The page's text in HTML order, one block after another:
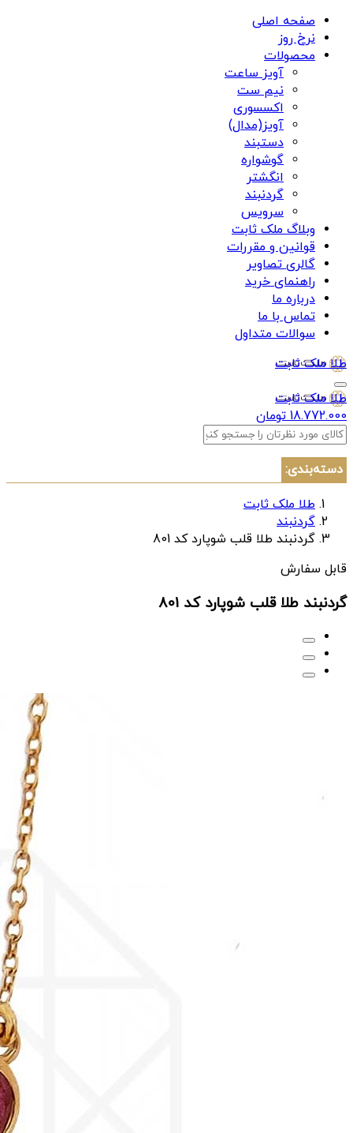
صفحه اصلی
نرخ روز
محصولات
آویز ساعت
نیم ست
اکسسوری
آویز(مدال)
دستبند
گوشواره
انگشتر
گردنبند
سرویس
وبلاگ ملک ثابت
قوانین و مقررات
گالری تصاویر
راهنمای خرید
درباره ما
تماس با ما
سوالات متداول
طلا ملک ثابت
طلا ملک ثابت
18.772.000 تومان
دسته‌بندی:
طلا ملک ثابت
گردنبند
گردنبند طلا قلب شوپارد کد 801
قابل سفارش
گردنبند طلا قلب شوپارد کد 801